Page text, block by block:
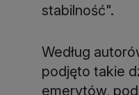
stabilność".
Według
podjęto takie
emerytów,